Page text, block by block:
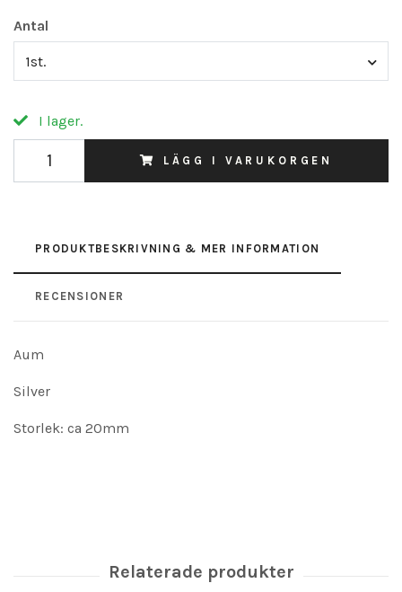
Antal
1st.
I lager.
LÄGG I VARUKORGEN
PRODUKTBESKRIVNING & MER INFORMATION
RECENSIONER
Aum
Silver
Storlek: ca 20mm